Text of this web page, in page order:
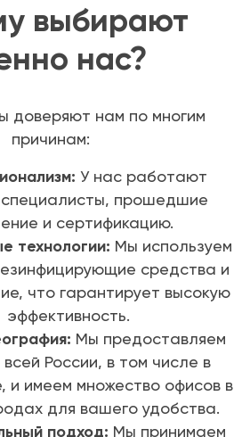
выбирают
нас?
доверяют нам по многим
причинам:
У нас работают
прошедшие
и сертификацию.
технологии: Мы используем
средства и
что гарантирует высокую
эффективность.
Мы предоставляем
всей России, в том числе в
и имеем множество офисов в
для вашего удобства.
подход: Мы принимаем